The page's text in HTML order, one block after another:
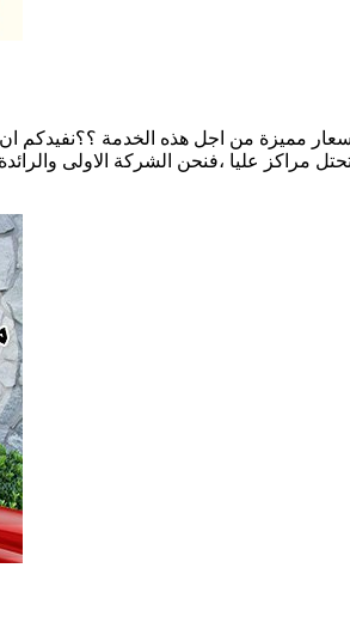
اسعار مميزة من اجل هذه الخدمة
مراكز عليا ،فنحن الشركة الاولى